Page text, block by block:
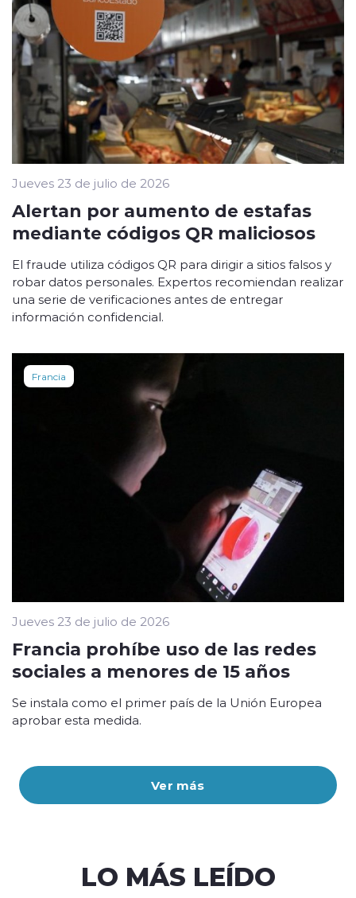
Ver más
Jueves 23 de julio de 2026
Alertan por aumento de estafas
mediante códigos QR maliciosos
El fraude utiliza códigos QR para dirigir a sitios falsos y
robar datos personales. Expertos recomiendan realizar
una serie de verificaciones antes de entregar
información confidencial.
Francia
Jueves 23 de julio de 2026
Francia prohíbe uso de las redes
sociales a menores de 15 años
Se instala como el primer país de la Unión Europea
aprobar esta medida.
LO MÁS LEÍDO